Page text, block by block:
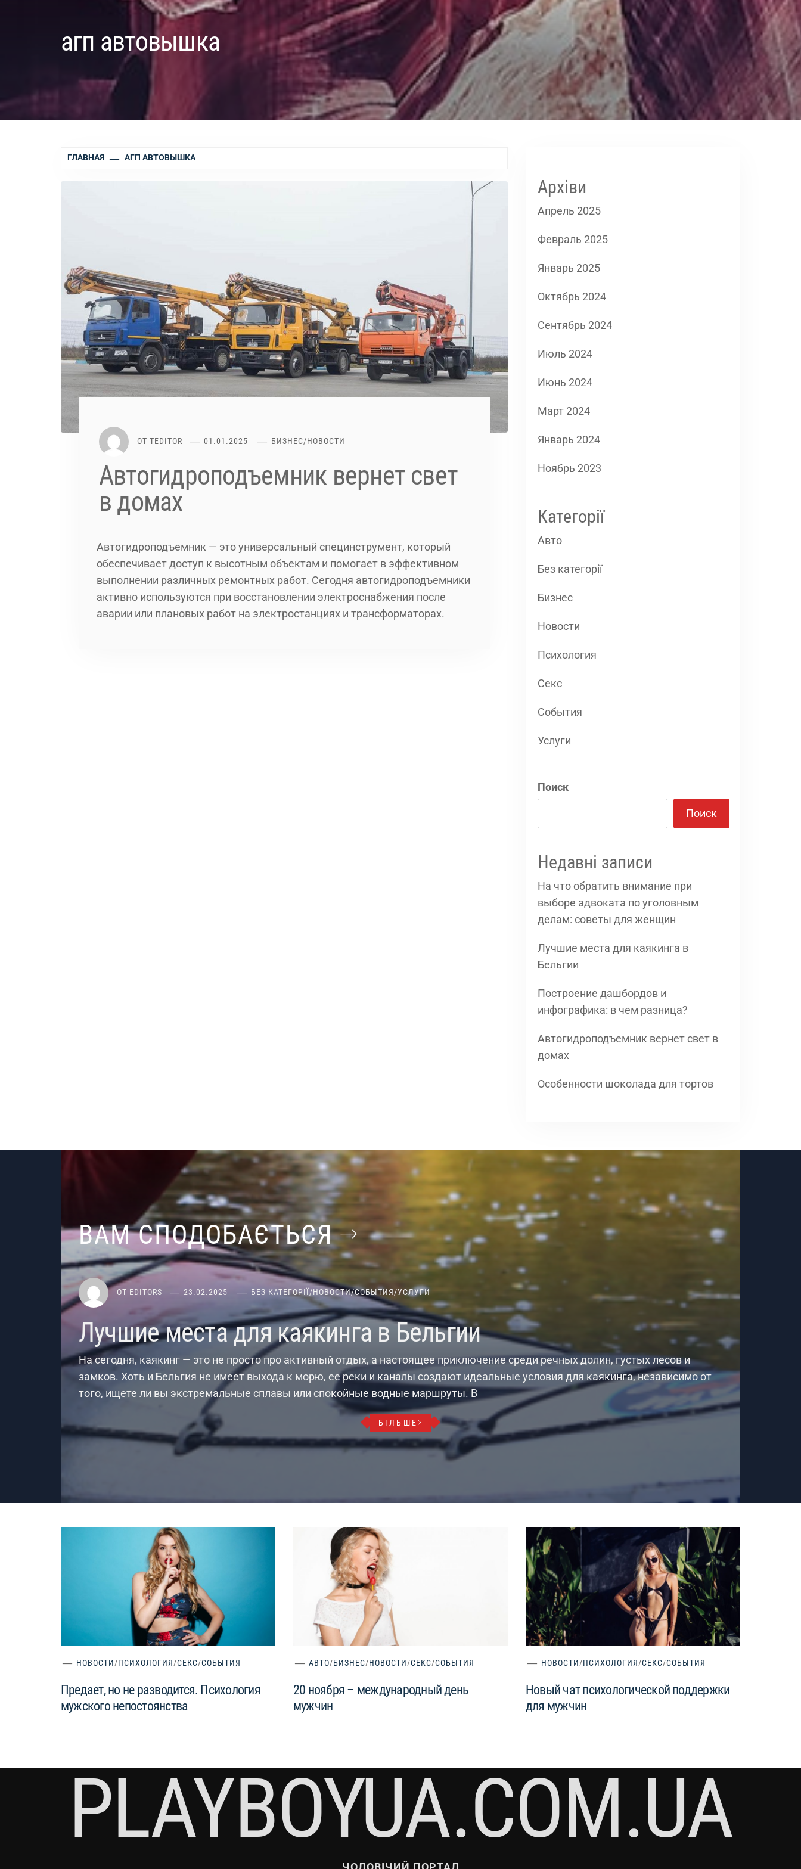
агп автовышка
ГЛАВНАЯ АГП АВТОВЫШКА
ОТ TEDITOR 01.01.2025 БИЗНЕС/НОВОСТИ
Автогидроподъемник вернет свет
в домах
Автогидроподъемник — это универсальный специнструмент, который
обеспечивает доступ к высотным объектам и помогает в эффективном
выполнении различных ремонтных работ. Сегодня автогидроподъемники
активно используются при восстановлении электроснабжения после
аварии или плановых работ на электростанциях и трансформаторах.
Архіви
Апрель 2025
Февраль 2025
Январь 2025
Октябрь 2024
Сентябрь 2024
Июль 2024
Июнь 2024
Март 2024
Январь 2024
Ноябрь 2023
Категорії
Авто
Без категорії
Бизнес
Новости
Психология
Секс
События
Услуги
Поиск
Поиск
Недавні записи
На что обратить внимание при
выборе адвоката по уголовным
делам: советы для женщин
Лучшие места для каякинга в
Бельгии
Построение дашбордов и
инфографика: в чем разница?
Автогидроподъемник вернет свет в
домах
Особенности шоколада для тортов
ВАМ СПОДОБАЄТЬСЯ
ОТ EDITORS 23.02.2025 БЕЗ КАТЕГОРІЇ/НОВОСТИ/СОБЫТИЯ/УСЛУГИ
Лучшие места для каякинга в Бельгии
На сегодня, каякинг — это не просто про активный отдых, а настоящее приключение среди речных долин, густых лесов и
замков. Хоть и Бельгия не имеет выхода к морю, ее реки и каналы создают идеальные условия для каякинга, независимо от
того, ищете ли вы экстремальные сплавы или спокойные водные маршруты. В
БІЛЬШЕ
НОВОСТИ/ПСИХОЛОГИЯ/СЕКС/СОБЫТИЯ
Предает, но не разводится. Психология
мужского непостоянства
АВТО/БИЗНЕС/НОВОСТИ/СЕКС/СОБЫТИЯ
20 ноября – международный день
мужчин
НОВОСТИ/ПСИХОЛОГИЯ/СЕКС/СОБЫТИЯ
Новый чат психологической поддержки
для мужчин
PLAYBOYUA.COM.UA